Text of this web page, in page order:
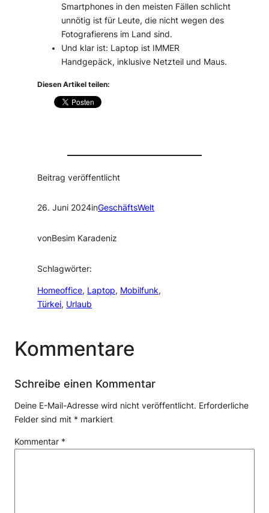
Smartphones in den meisten Fällen schlicht
unnötig ist für Leute, die nicht wegen des
Fotografierens im Land sind.
Und klar ist: Laptop ist IMMER
Handgepäck, inklusive Netzteil und Maus.
Diesen Artikel teilen:
Beitrag veröffentlicht
26. Juni 2024inGeschäftsWelt
vonBesim Karadeniz
Schlagwörter:
Homeoffice, Laptop, Mobilfunk
Türkei, Urlaub
Kommentare
Schreibe einen Kommentar
Deine E-Mail-Adresse wird nicht veröffentlicht. Erforderliche
Felder sind mit * markiert
Kommentar *